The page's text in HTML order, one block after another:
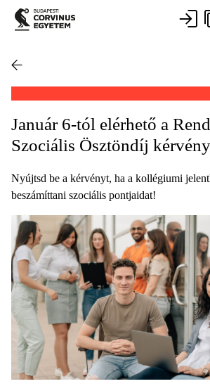
Január 6-tól elérhető a
Szociális Ösztöndíj kérvény
Nyújtsd be a kérvényt, ha a kollégiumi
beszámíttani szociális pontjaidat!